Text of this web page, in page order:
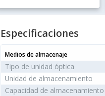
Especificaciones
Medios de almacenaje
Tipo de unidad óptica
Unidad de almacenamiento
Capacidad de